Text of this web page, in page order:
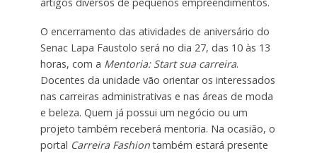
O encerramento das atividades de aniversário do
Senac Lapa Faustolo será no dia 27, das 10 às 13
horas, com a Mentoria: Start sua carreira.
Docentes da unidade vão orientar os interessados
nas carreiras administrativas e nas áreas de moda
e beleza. Quem já possui um negócio ou um
projeto também receberá mentoria. Na ocasião, o
portal Carreira Fashiontambém estará presente